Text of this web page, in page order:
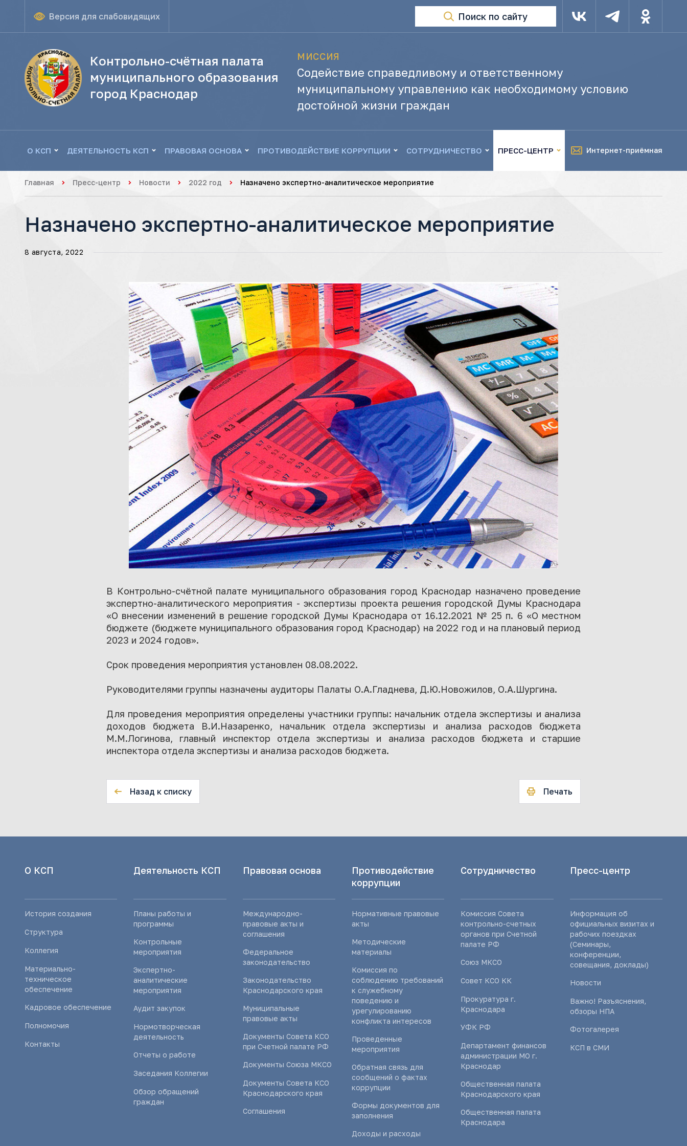
Версия для слабовидящих Поиск по сайту
Контрольно-счётная палата
муниципального образования
город Краснодар
МИССИЯ
Содействие справедливому и ответственному
муниципальному управлению как необходимому условию
достойной жизни граждан
О КСП ДЕЯТЕЛЬНОСТЬ КСП ПРАВОВАЯ ОСНОВА ПРОТИВОДЕЙСТВИЕ КОРРУПЦИИ СОТРУДНИЧЕСТВО ПРЕСС-ЦЕНТР Интернет-приёмная
Главная Пресс-центр Новости 2022 год Назначено экспертно-аналитическое мероприятие
Назначено экспертно-аналитическое мероприятие
8 августа, 2022
В Контрольно-счётной палате муниципального образования город Краснодар назначено проведение
экспертно-аналитического мероприятия - экспертизы проекта решения городской Думы Краснодара
«О внесении изменений в решение городской Думы Краснодара от 16.12.2021 № 25 п. 6 «О местном
бюджете (бюджете муниципального образования город Краснодар) на 2022 год и на плановый период
2023 и 2024 годов».
Срок проведения мероприятия установлен 08.08.2022.
Руководителями группы назначены аудиторы Палаты О.А.Гладнева, Д.Ю.Новожилов, О.А.Шургина.
Для проведения мероприятия определены участники группы: начальник отдела экспертизы и анализа
доходов бюджета В.И.Назаренко, начальник отдела экспертизы и анализа расходов бюджета
М.М.Логинова, главный инспектор отдела экспертизы и анализа расходов бюджета и старшие
инспектора отдела экспертизы и анализа расходов бюджета.
Назад к списку Печать
О КСП
История создания
Структура
Коллегия
Материально-
техническое
обеспечение
Кадровое обеспечение
Полномочия
Контакты
Деятельность КСП
Планы работы и
программы
Контрольные
мероприятия
Экспертно-
аналитические
мероприятия
Аудит закупок
Нормотворческая
деятельность
Отчеты о работе
Заседания Коллегии
Обзор обращений
граждан
Правовая основа
Международно-
правовые акты и
соглашения
Федеральное
законодательство
Законодательство
Краснодарского края
Муниципальные
правовые акты
Документы Совета КСО
при Счетной палате РФ
Документы Союза МКСО
Документы Совета КСО
Краснодарского края
Соглашения
Противодействие
коррупции
Нормативные правовые
акты
Методические
материалы
Комиссия по
соблюдению требований
к служебному
поведению и
урегулированию
конфликта интересов
Проведенные
мероприятия
Обратная связь для
сообщений о фактах
коррупции
Формы документов для
заполнения
Доходы и расходы
Сотрудничество
Комиссия Совета
контрольно-счетных
органов при Счетной
палате РФ
Союз МКСО
Совет КСО КК
Прокуратура г.
Краснодара
УФК РФ
Департамент финансов
администрации МО г.
Краснодар
Общественная палата
Краснодарского края
Общественная палата
Краснодара
Пресс-центр
Информация об
официальных визитах и
рабочих поездках
(Семинары,
конференции,
совещания, доклады)
Новости
Важно! Разъяснения,
обзоры НПА
Фотогалерея
КСП в СМИ